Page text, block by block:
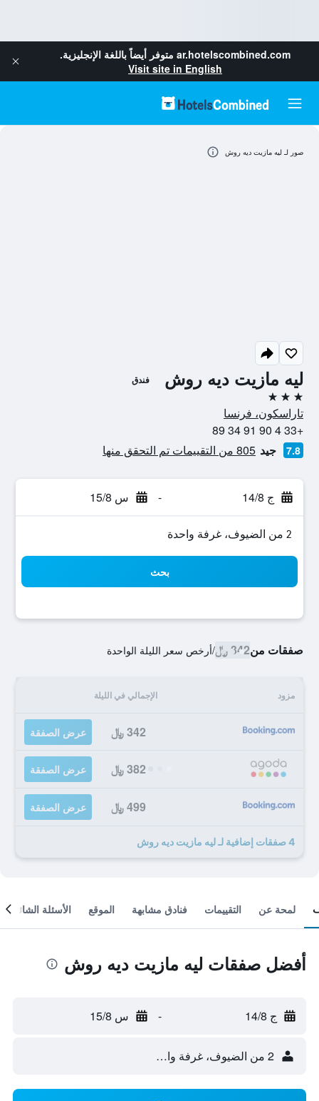
ar.hotelscombined.com متوفر أيضاً باللغة الإنجليزية.
Visit site in English
ليه مازيت ديه روش فندق
3 نجوم
تاراسكون، فرنسا
+33 4 90 91 34 89
7.8 جيد 805 من التقييمات تم التحقق منها
ج 14/8 - س 15/8
2 من الضيوف، غرفة واحدة
بحث
صفقات من342 ﷼ /أرخص سعر الليلة الواحدة
مزود الإجمالي في الليلة
342 ﷼ عرض الصفقة
382 ﷼ عرض الصفقة
499 ﷼ عرض الصفقة
4 صفقات إضافية لـ ليه مازيت ديه روش
صور لـ ليه مازيت ديه روش
لمحة عن التقييمات فنادق مشابهة الموقع الأسئلة الشائعة
أفضل صفقات ليه مازيت ديه روش
ج 14/8 - س 15/8
2 من الضيوف، غرفة واحدة